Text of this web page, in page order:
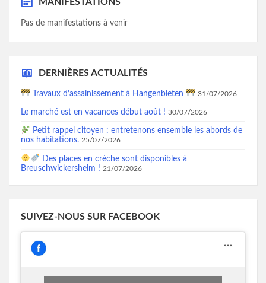
Pas de manifestations à venir
DERNIÈRES ACTUALITÉS
Travaux d’assainissement à Hangenbieten 31/07/2026
Le marché est en vacances début août ! 30/07/2026
Petit rappel citoyen : entretenons ensemble les abords de
nos habitations. 25/07/2026
Des places en crèche sont disponibles à
Breuschwickersheim ! 21/07/2026
SUIVEZ-NOUS SUR FACEBOOK